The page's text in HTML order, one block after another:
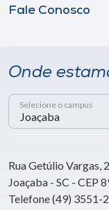
Fale Conosco
Onde
Selecione o campus
Rua Getúlio Vargas,
Joaçaba - SC - CEP
Telefone (49) 3551-